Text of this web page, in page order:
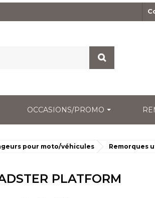
OCCASIONS/PROMO
pour moto/véhicules Remorques
PLATFORM